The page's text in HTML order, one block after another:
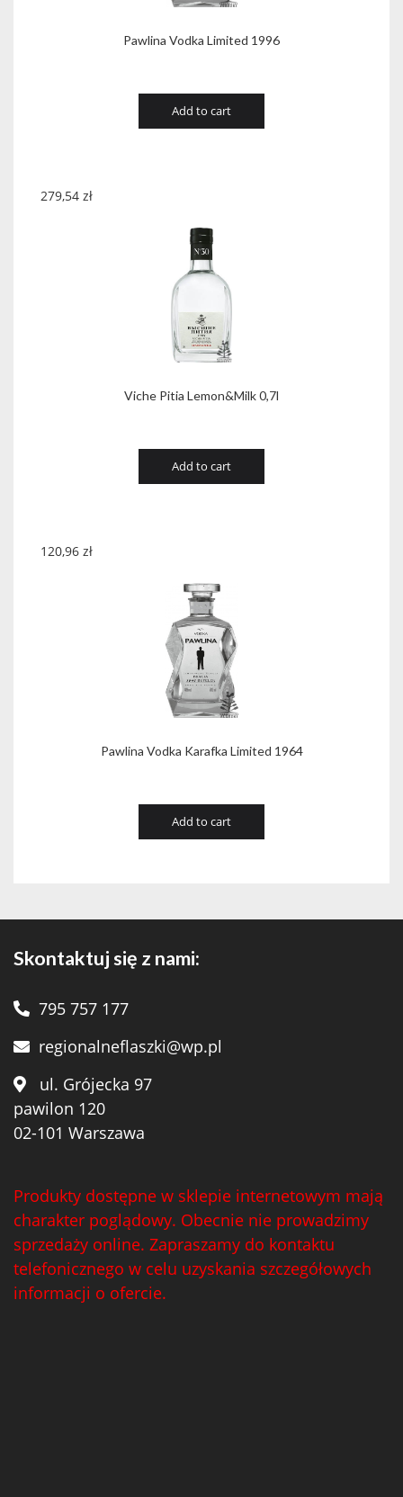
Pawlina Vodka Limited 1996
Add to cart
Viche Pitia Lemon&Milk 0,7l
279,54 zł
Add to cart
Pawlina Vodka Karafka Limited 1964
120,96 zł
Add to cart
Skontaktuj się z nami:
795 757 177
regionalneflaszki@wp.pl
ul. Grójecka 97
pawilon 120
02-101 Warszawa
Produkty dostępne w sklepie internetowym mają
charakter poglądowy. Obecnie nie prowadzimy
sprzedaży online. Zapraszamy do kontaktu
telefonicznego w celu uzyskania szczegółowych
informacji o ofercie.